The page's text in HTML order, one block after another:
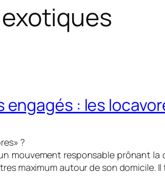
exotiques
: les
?
mouvement responsable prônant
maximum autour de son domicile.